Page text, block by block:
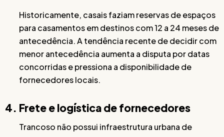
Historicamente, casais faziam reservas de espaços
para casamentos em destinos com 12 a 24 meses de
antecedência. A tendência recente de decidir com
menor antecedência aumenta a disputa por datas
concorridas e pressiona a disponibilidade de
fornecedores locais.
4. Frete e logística de fornecedores
Trancoso não possui infraestrutura urbana de